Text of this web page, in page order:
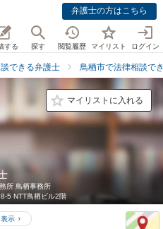
弁護士の方はこちら
する 探す 閲覧履歴 マイリスト ログイン
できる弁護士 鳥栖市で法律相談で
マイリストに入れる
所 鳥栖事務所
5 NTT鳥栖ビル2階
示